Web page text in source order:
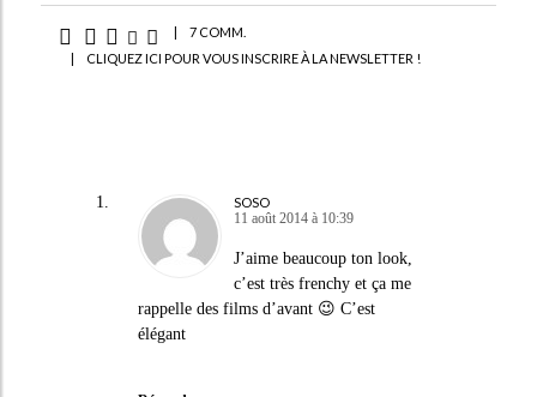
|
7 COMM.
|
CLIQUEZ ICI POUR VOUS INSCRIRE À LA NEWSLETTER !
SOSO
11 août 2014 à 10:39
J’aime beaucoup ton look,
c’est très frenchy et ça me
rappelle des films d’avant 😉 C’est
élégant